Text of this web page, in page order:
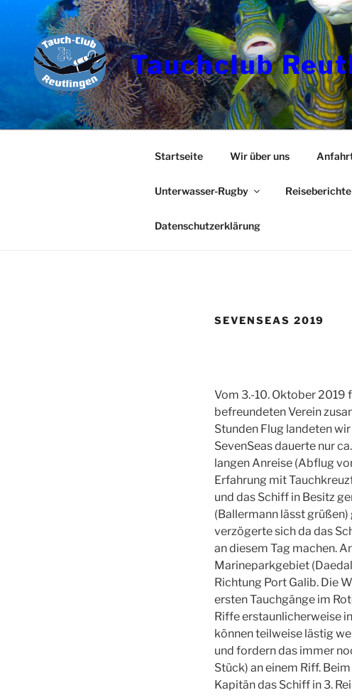
springen
Tauchclub
Startseite Wir über uns
Unterwasser-Rugby Reiseberichte
Datenschutzerklärung
SEVENSEAS 2019
Vom 3.-10. Oktober 2019
befreundeten Verein
Stunden Flug landeten
SevenSeas dauerte nur
langen Anreise (Abflug
Erfahrung mit
und das Schiff in Besitz
(Ballermann lässt
verzögerte sich da das
an diesem Tag machen.
Marineparkgebiet
Richtung Port Galib. Die
ersten Tauchgänge im
Riffe erstaunlicherweise
können teilweise lästig
und fordern das immer
Stück) an einem Riff.
Kapitän das Schiff in 3.